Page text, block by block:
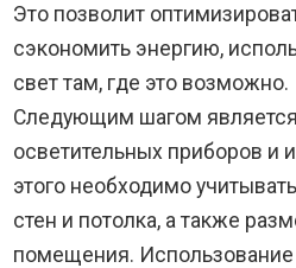
Это позволит
сэкономить энергию,
свет там, где это возможно.
Следующим шагом
осветительных приборов и
этого необходимо
стен и потолка, а также
помещения.